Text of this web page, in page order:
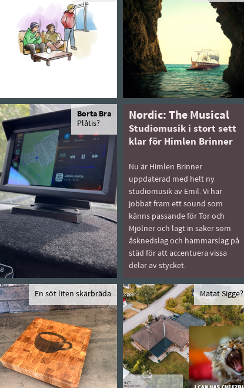
Borta Bra
Plåtis?
Nordic: The Musical
Studiomusik i stort sett
klar för Himlen Brinner
Nu är Himlen Brinner
uppdaterad med helt ny
studiomusik av Emil. Vi har
jobbat fram ett sound som
känns passande för Tor och
Mjölner och lagt in saker som
åsknedslag och hammarslag på
städ för att accentuera vissa
delar av stycket.
En söt liten skärbräda Matat Sigge?